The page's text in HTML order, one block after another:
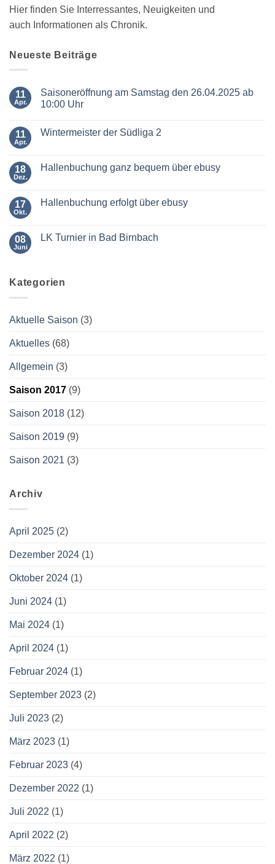
Hier finden Sie Interressantes, Neuigkeiten und
auch Informationen als Chronik.
Neueste Beiträge
11
Apr.
Saisoneröffnung am Samstag den 26.04.2025 ab
10:00 Uhr
zu
den
26.04.2025
11
Apr.
Wintermeister der Südliga 2
Wintermeister
18
Dez.
Hallenbuchung ganz bequem über ebusy
Hallenbuchung
ebusy
17
Okt.
Hallenbuchung erfolgt über ebusy
Hallenbuchung
08
Juni
LK Turnier in Bad Birnbach
Turnier
Kategorien
Aktuelle Saison (3)
Aktuelles (68)
Allgemein (3)
Saison 2017 (9)
Saison 2018 (12)
Saison 2019 (9)
Saison 2021 (3)
Archiv
April 2025 (2)
Dezember 2024 (1)
Oktober 2024 (1)
Juni 2024 (1)
Mai 2024 (1)
April 2024 (1)
Februar 2024 (1)
September 2023 (2)
Juli 2023 (2)
März 2023 (1)
Februar 2023 (4)
Dezember 2022 (1)
Juli 2022 (1)
April 2022 (2)
März 2022 (1)